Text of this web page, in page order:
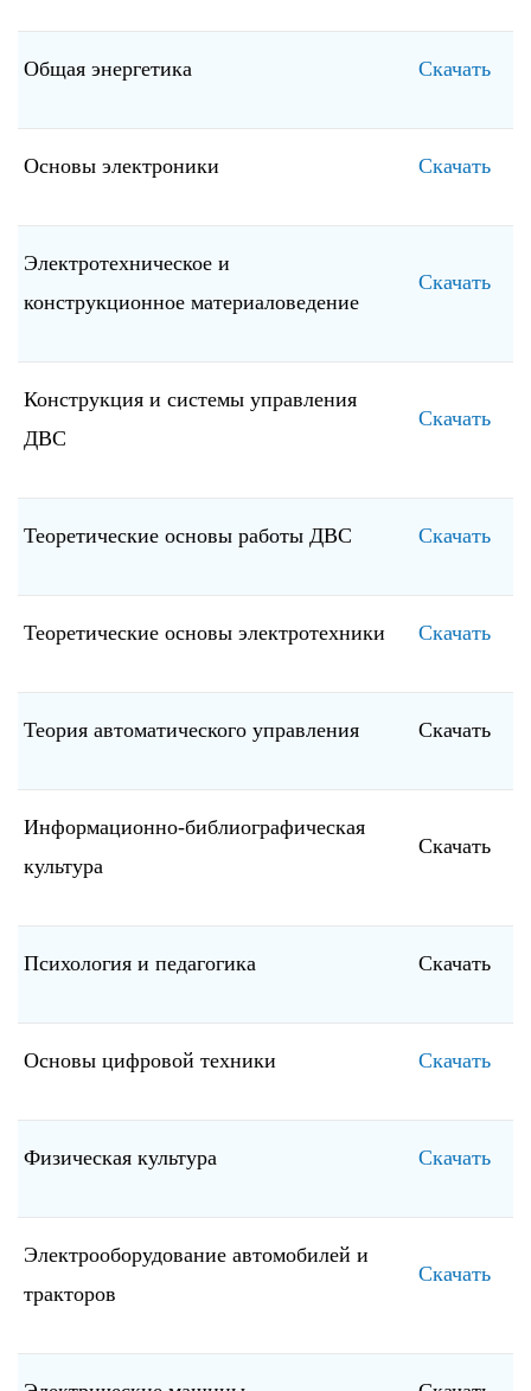
Общая энергетика Скачать
Основы электроники Скачать
Электротехническое и
конструкционное материаловедение
Скачать
Конструкция и системы управления
ДВС
Скачать
Теоретические основы работы ДВС Скачать
Теоретические основы электротехники Скачать
Теория автоматического управления Скачать
Информационно-библиографическая
культура
Скачать
Психология и педагогика Скачать
Основы цифровой техники Скачать
Физическая культура Скачать
Электрооборудование автомобилей и
тракторов
Скачать